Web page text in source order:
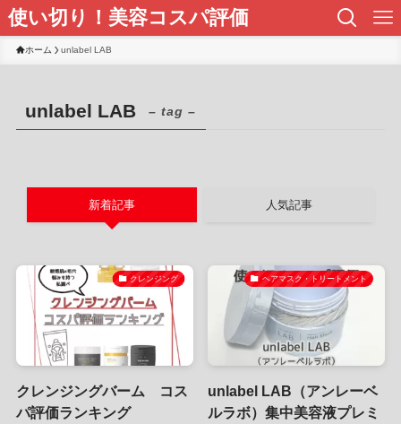
使い切り！美容コスパ評価
ホーム unlabel LAB
unlabel LAB – tag –
新着記事 人気記事
クレンジング
クレンジングバーム コス
パ評価ランキング
ヘアマスク・トリートメント
unlabel LAB（アンレーベ
ルラボ）集中美容液プレミ